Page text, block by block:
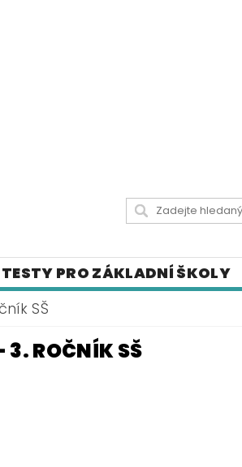
TESTY PRO ZÁKLADNÍ ŠKOLY
CITÁTY SLAVNÝCH OSOBNOSTÍ
SŠ
3. ROČNÍK SŠ